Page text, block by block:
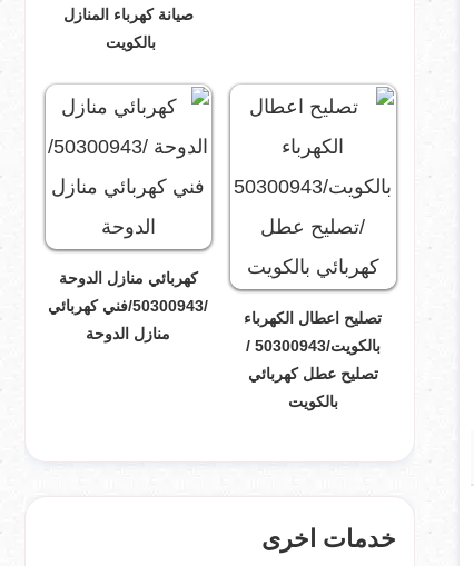
صيانة كهرباء المنازل
بالكويت
تصليح اعطال الكهرباء
بالكويت/50300943 /
تصليح عطل كهربائي
بالكويت
كهربائي منازل الدوحة
/50300943/فني كهربائي
منازل الدوحة
خدمات اخرى